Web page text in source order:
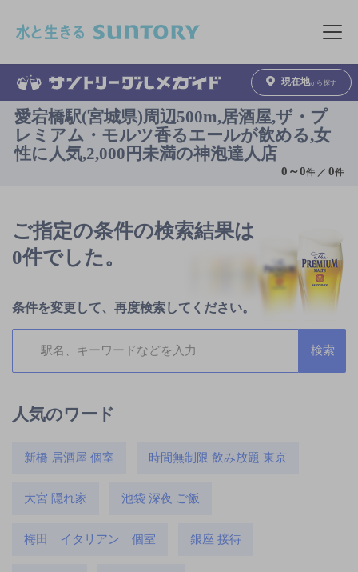
メニュ
現在地から探す
愛宕橋駅(宮城県)周辺500m,居酒屋,ザ・プ
レミアム・モルツ香るエールが飲める,女
性に人気,2,000円未満の神泡達人店
0 ～0件 ／0件
ご指定の条件の検索結果は
0件でした。
条件を変更して、再度検索してください。
人気のワード
新橋 居酒屋 個室 時間無制限 飲み放題 東京
大宮 隠れ家 池袋 深夜 ご飯
梅田 イタリアン 個室 銀座 接待